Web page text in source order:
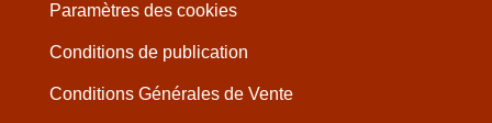
Paramètres des cookies
Conditions de publication
Conditions Générales de Vente